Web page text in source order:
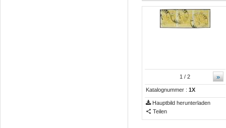
»
1 / 2
Katalognummer : 1X
Hauptbild herunterladen
Teilen